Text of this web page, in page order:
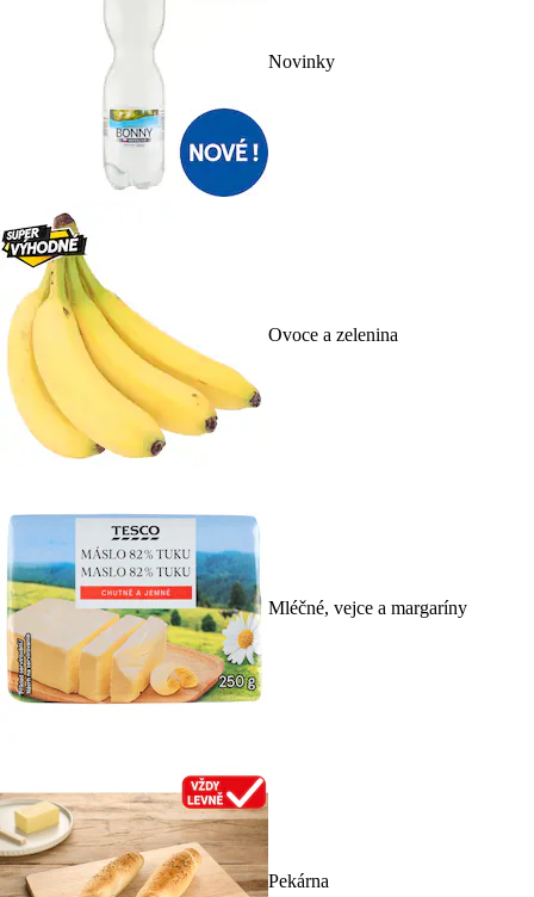
Novinky
Ovoce a zelenina
Mléčné, vejce a margaríny
Pekárna